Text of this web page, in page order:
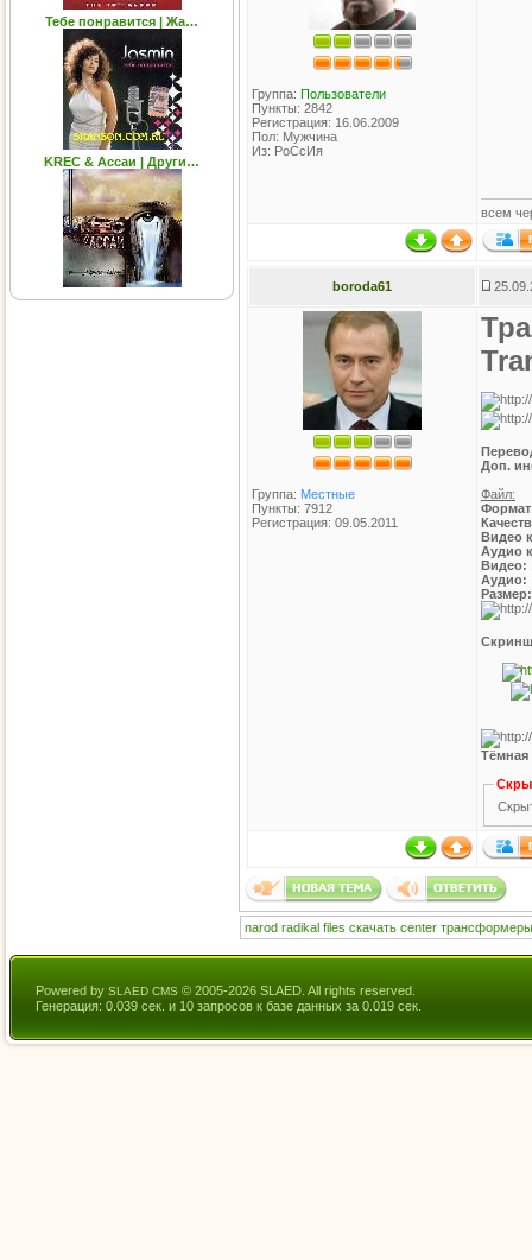
Тебе понравится | Жа…
KREC & Ассаи | Други…
Группа: Пользователи
Пункты: 2842
Регистрация: 16.06.2009
Пол: Мужчина
Из: РоСсИя
всем
boroda61
Группа: Местные
Пункты: 7912
Регистрация: 09.05.2011
Доп.
Файл:
Видео
Аудио
Видео:
Аудио:
Тёмная
narod radikal files скачать center трансформеры
Powered by SLAED CMS © 2005-2026 SLAED. All rights reserved.
Генерация: 0.039 сек. и 10 запросов к базе данных за 0.019 сек.